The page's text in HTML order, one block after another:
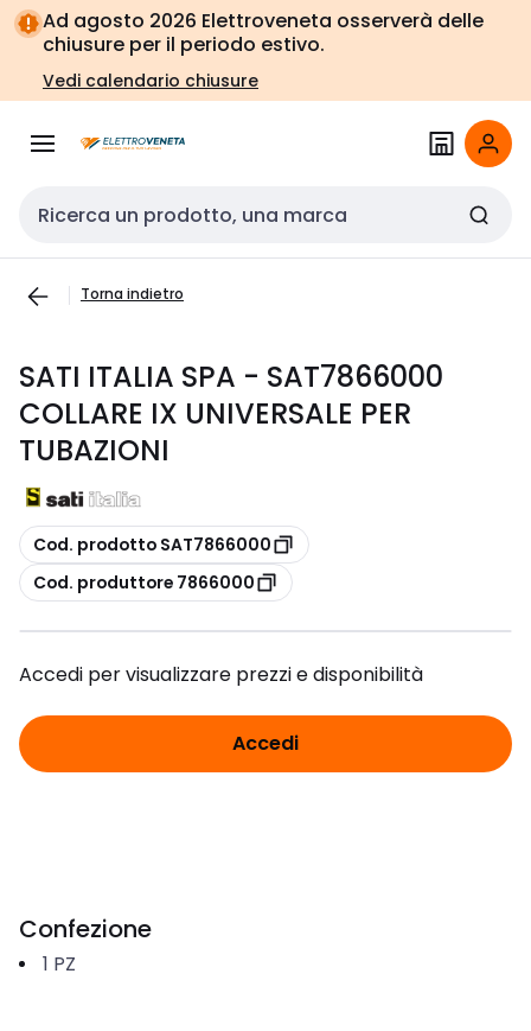
Vai alla
navigazione
Vai
alla
pagina
Ad agosto 2026 Elettroveneta osserverà delle
chiusure per il periodo estivo.
Vedi calendario chiusure
Cerca input
Torna indietro
SATI ITALIA SPA - SAT7866000
COLLARE IX UNIVERSALE PER
TUBAZIONI
copia
Cod. prodotto SAT7866000
copia
Cod. produttore 7866000
Accedi per visualizzare prezzi e disponibilità
Accedi
Confezione
1 PZ